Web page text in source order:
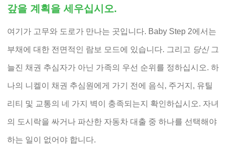
갚을 계획을 세우십시오.
여기가 고무와 도로가 만나는 곳입니다. Baby Step 2에서는
부채에 대한 전면적인 람보 모드에 있습니다. 그리고 당신그
늘진 채권 추심자가 아닌 가족의 우선 순위를 정하십시오. 하
나의 니켈이 채권 추심원에게 가기 전에 음식, 주거지, 유틸
리티 및 교통의 네 가지 벽이 충족되는지 확인하십시오. 자녀
의 도시락을 싸거나 파산한 자동차 대출 중 하나를 선택해야
하는 일이 없어야 합니다.